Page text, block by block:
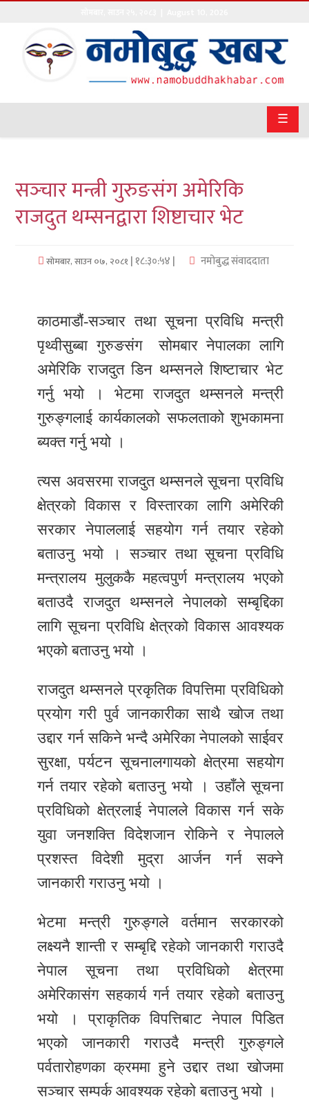
गृहपृष्ठ
राजनीति
अर्थवाणिज्य
प्रविधि
साहित्य
English
☰
सञ्‍चार मन्त्री गुरुङसंग अमेरिकि
राजदुत थम्सनद्वारा शिष्टाचार भेट
सोमबार, साउन ०७, २०८१ | १८:३०:५४ | नमोबुद्ध संवाददाता
काठमाडौं-सञ्‍चार तथा सूचना प्रविधि मन्त्री
पृथ्वीसुब्बा गुरुङसंग सोमबार नेपालका लागि
अमेरिकि राजदुत डिन थम्सनले शिष्टाचार भेट
गर्नु भयो । भेटमा राजदुत थम्सनले मन्त्री
गुरुङ्गलाई कार्यकालको सफलताको शुभकामना
ब्यक्त गर्नु भयो ।
त्यस अवसरमा राजदुत थम्सनले सूचना प्रविधि
क्षेत्रको विकास र विस्तारका लागि अमेरिकी
सरकार नेपाललाई सहयोग गर्न तयार रहेको
बताउनु भयो । सञ्‍चार तथा सूचना प्रविधि
मन्त्रालय मुलुककै महत्वपुर्ण मन्त्रालय भएको
बताउदै राजदुत थम्सनले नेपालको सम्बृद्दिका
लागि सूचना प्रविधि क्षेत्रको विकास आवश्यक
भएको बताउनु भयो ।
राजदुत थम्सनले प्रकृतिक विपत्तिमा प्रविधिको
प्रयोग गरी पुर्व जानकारीका साथै खोज तथा
उद्दार गर्न सकिने भन्दै अमेरिका नेपालको साईवर
सुरक्षा, पर्यटन सूचनालगायको क्षेत्रमा सहयोग
गर्न तयार रहेको बताउनु भयो । उहाँले सूचना
प्रविधिको क्षेत्रलाई नेपालले विकास गर्न सके
युवा जनशक्ति विदेशजान रोकिने र नेपालले
प्रशस्त विदेशी मुद्रा आर्जन गर्न सक्ने
जानकारी गराउनु भयो ।
भेटमा मन्त्री गुरुङ्गले वर्तमान सरकारको
लक्ष्यनै शान्ती र सम्बृद्दि रहेको जानकारी गराउदै
नेपाल सूचना तथा प्रविधिको क्षेत्रमा
अमेरिकासंग सहकार्य गर्न तयार रहेको बताउनु
भयो । प्राकृतिक विपत्तिबाट नेपाल पिडित
भएको जानकारी गराउदै मन्त्री गुरुङ्गले
पर्वतारोहणका क्रममा हुने उद्दार तथा खोजमा
सञ्‍चार सम्पर्क आवश्यक रहेको बताउनु भयो ।